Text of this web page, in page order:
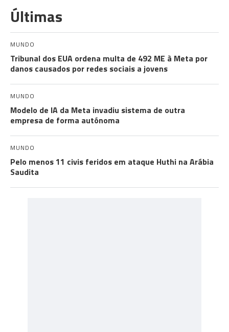
Últimas
MUNDO
Tribunal dos EUA ordena multa de 492 ME à Meta por
danos causados por redes sociais a jovens
MUNDO
Modelo de IA da Meta invadiu sistema de outra
empresa de forma autónoma
MUNDO
Pelo menos 11 civis feridos em ataque Huthi na Arábia
Saudita